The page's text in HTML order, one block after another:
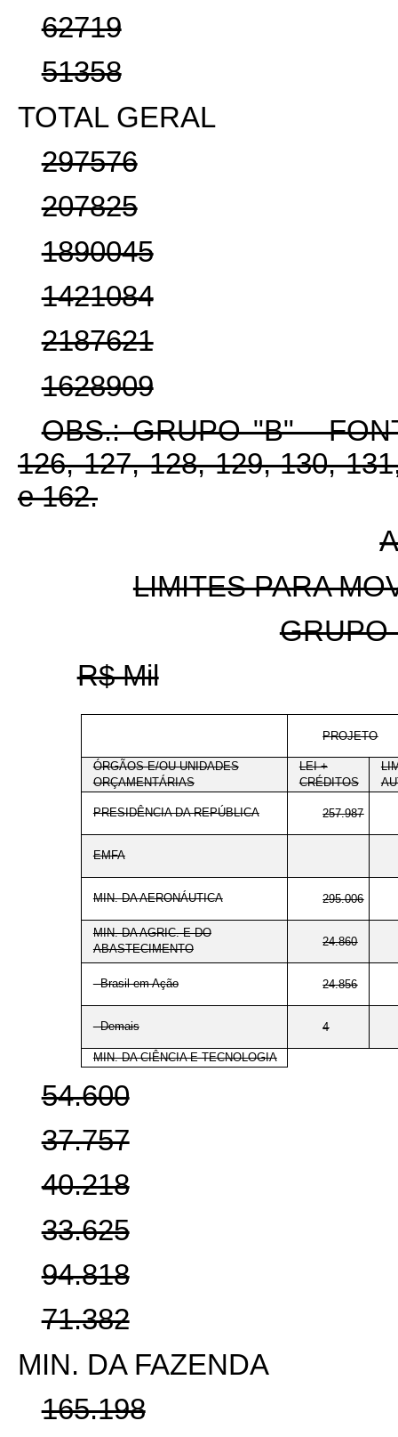
62719
51358
TOTAL GERAL
297576
207825
1890045
1421084
2187621
1628909
OBS.: GRUPO "B" -
126, 127, 128, 129, 130,
e 162.
LIMITES PARA
GRUPO
R$ Mil
PROJETO
ÓRGÃOS E/OU UNIDADES
ORÇAMENTÁRIAS
LEI +
CRÉDITOS
PRESIDÊNCIA DA REPÚBLICA 257.987
EMFA
MIN. DA AERONÁUTICA 295.006
MIN. DA AGRIC. E DO
ABASTECIMENTO
24.860
- Brasil em Ação 24.856
- Demais 4
MIN. DA CIÊNCIA E TECNOLOGIA
54.600
37.757
40.218
33.625
94.818
71.382
MIN. DA FAZENDA
165.198